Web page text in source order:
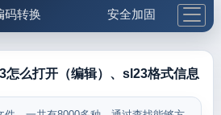
码转换 安全加固
活便民 更多工具
支付宝大红包
么打开（编辑）、sl23格式信息